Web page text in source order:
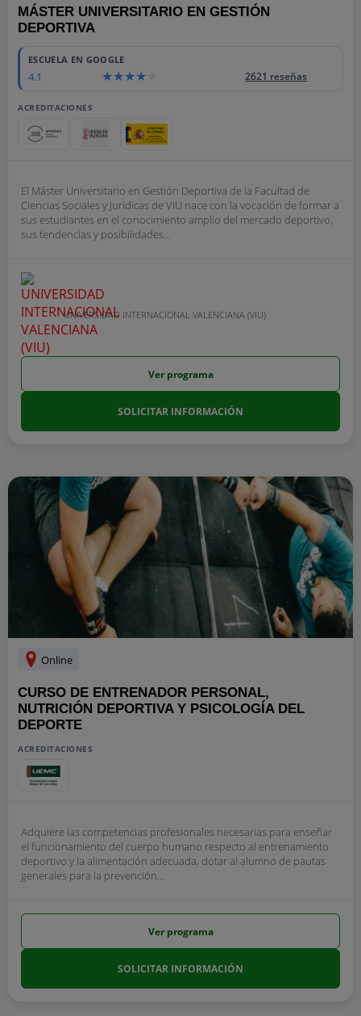
MÁSTER UNIVERSITARIO EN GESTIÓN
DEPORTIVA
ESCUELA EN GOOGLE
4.1 2621 reseñas
ACREDITACIONES
El Máster Universitario en Gestión Deportiva de la Facultad de
Ciencias Sociales y Jurídicas de VIU nace con la vocación de formar a
sus estudiantes en el conocimiento amplio del mercado deportivo,
sus tendencias y posibilidades...
UNIVERSIDAD INTERNACIONAL VALENCIANA (VIU)
Ver programa
SOLICITAR INFORMACIÓN
Online
CURSO DE ENTRENADOR PERSONAL,
NUTRICIÓN DEPORTIVA Y PSICOLOGÍA DEL
DEPORTE
ACREDITACIONES
Adquiere las competencias profesionales necesarias para enseñar
el funcionamiento del cuerpo humano respecto al entrenamiento
deportivo y la alimentación adecuada, dotar al alumno de pautas
generales para la prevención...
Ver programa
SOLICITAR INFORMACIÓN